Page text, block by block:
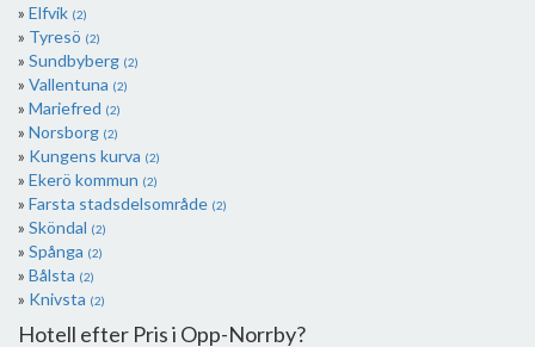
Elfvik (2)
Tyresö (2)
Sundbyberg (2)
Vallentuna (2)
Mariefred (2)
Norsborg (2)
Kungens kurva (2)
Ekerö kommun (2)
Farsta stadsdelsområde (2)
Sköndal (2)
Spånga (2)
Bålsta (2)
Knivsta (2)
Hotell efter Pris i Opp-Norrby?